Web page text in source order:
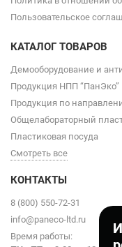
Пользовательское
КАТАЛОГ ТОВАРОВ
Демооборудование и
Продукция НПП “ПанЭко”
Продукция по
Общелабораторный
Пластиковая посуда
Смотреть все
КОНТАКТЫ
8 (800) 550-72-31
info@paneco-ltd.ru
Время работы: